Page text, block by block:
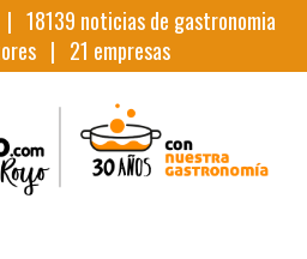
| 18139 noticias de gastronomia
| 21 empresas